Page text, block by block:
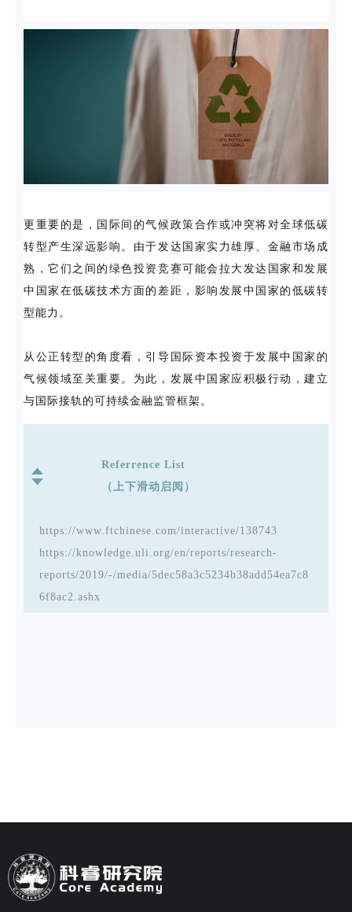
更重要的是，国际间的气候政策合作或冲突将对全球低碳
转型产生深远影响。由于发达国家实力雄厚、金融市场成
熟，它们之间的绿色投资竞赛可能会拉大发达国家和发展
中国家在低碳技术方面的差距，影响发展中国家的低碳转
型能力。
从公正转型的角度看，引导国际资本投资于发展中国家的
气候领域至关重要。为此，发展中国家应积极行动，建立
与国际接轨的可持续金融监管框架。
Referrence List
（上下滑动启阅）
https://www.ftchinese.com/interactive/138743
https://knowledge.uli.org/en/reports/research-
reports/2019/-/media/5dec58a3c5234b38add54ea7c8
6f8ac2.ashx